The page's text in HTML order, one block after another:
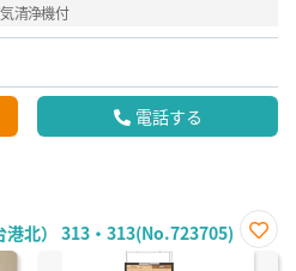
清浄機付
電話する
港北） 313・313(No.723705)
お気